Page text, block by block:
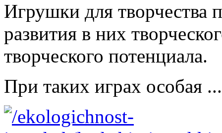
Игрушки для творчества
развития в них
творческого потенциала.
При таких играх особая ...